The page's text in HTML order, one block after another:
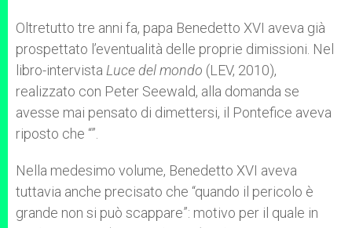
Oltretutto tre anni fa, papa Benedetto XVI aveva già
prospettato l’eventualità delle proprie dimissioni. Nel
libro-intervista Luce del mondo (LEV, 2010),
realizzato con Peter Seewald, alla domanda se
avesse mai pensato di dimettersi, il Pontefice aveva
riposto che “”.
Nella medesimo volume, Benedetto XVI aveva
tuttavia anche precisato che “quando il pericolo è
grande non si può scappare”: motivo per il quale in